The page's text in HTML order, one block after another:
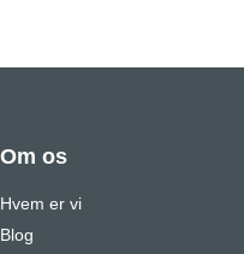
Om os
Hvem er vi
Blog